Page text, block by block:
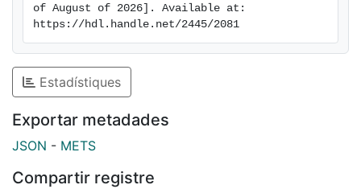
of August of 2026]. Available at:
https://hdl.handle.net/2445/2081
Estadístiques
Exportar metadades
JSON - METS
Compartir registre